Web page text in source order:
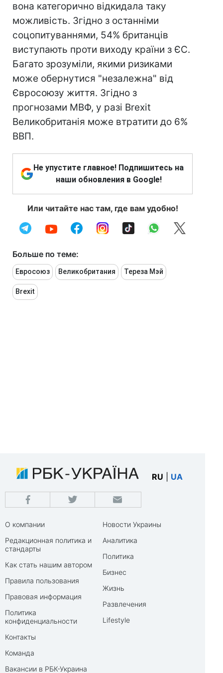
вона категорично відкидала таку
можливість. Згідно з останніми
соцопитуваннями, 54% британців
виступають проти виходу країни з ЄС.
Багато зрозуміли, якими ризиками
може обернутися "незалежна" від
Євросоюзу життя. Згідно з
прогнозами МВФ, у разі Brexit
Великобританія може втратити до 6%
ВВП.
Не упустите главное! Подпишитесь на
наши обновления в Google!
Или читайте нас там, где вам удобно!
Больше по теме:
Евросоюз Великобритания Тереза Мэй
Brexit
RU UA
О компании
Редакционная политика и
стандарты
Как стать нашим автором
Правила пользования
Правовая информация
Политика
конфиденциальности
Контакты
Команда
Вакансии в РБК-Украина
Новости Украины
Аналитика
Политика
Бизнес
Жизнь
Развлечения
Lifestyle